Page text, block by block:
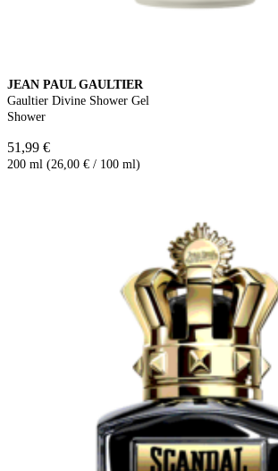
JEAN PAUL GAULTIER
Gaultier Divine Shower Gel
Shower
51,99 €
200 ml (26,00 € / 100 ml)